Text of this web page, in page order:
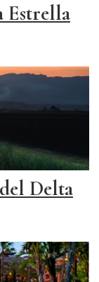
Estrella
Delta